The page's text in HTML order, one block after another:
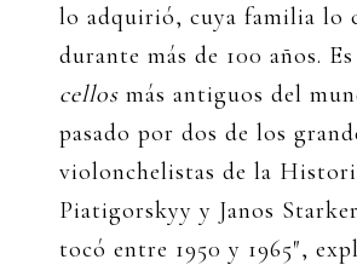
lo adquirió, cuya familia lo
durante más de 100 años.
cellosmás antiguos del
pasado por dos de los
violonchelistas de la
Piatigorskyy y Janos
tocó entre 1950 y 1965″,